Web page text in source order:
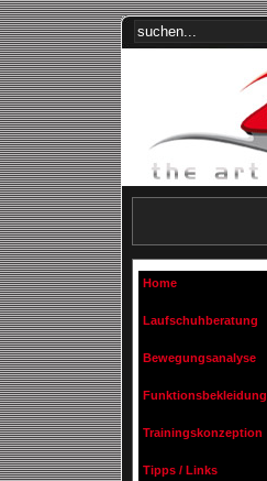
Home
Laufschuhberatung
Bewegungsanalyse
Funktionsbekleidung
Trainingskonzeption
Tipps / Links